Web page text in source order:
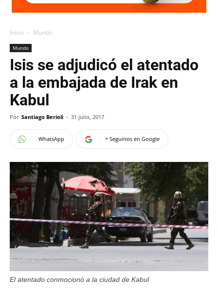
Inicio Mundo
Mundo
Isis se adjudicó el atentado
a la embajada de Irak en
Kabul
Por Santiago Berioli - 31 julio, 2017
WhatsApp + Seguinos en Google
El atentado conmocionó a la ciudad de Kabul